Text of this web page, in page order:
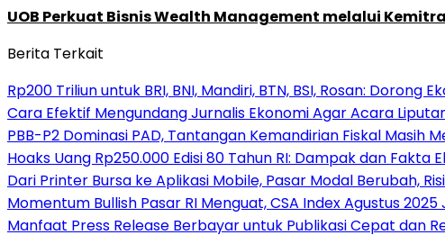
UOB Perkuat Bisnis Wealth Management melalui
Berita Terkait
Rp200 Triliun untuk BRI, BNI, Mandiri, BTN, BSI, Rosan: Dorong
Cara Efektif Mengundang Jurnalis Ekonomi Agar Acara
PBB-P2 Dominasi PAD, Tantangan Kemandirian Fiskal Masih
Hoaks Uang Rp250.000 Edisi 80 Tahun RI: Dampak dan Fakta
Dari Printer Bursa ke Aplikasi Mobile, Pasar Modal Berubah,
Momentum Bullish Pasar RI Menguat, CSA Index Agustus
Manfaat Press Release Berbayar untuk Publikasi Cepat dan